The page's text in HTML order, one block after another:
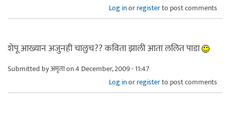
Log inorregisterto post comments
शेपू आख्यान अजुनही चालुच?? कविता झाली आता ललित पाडा
Submitted byअमृताon 4 December, 2009 - 11:47
Log inorregisterto post comments